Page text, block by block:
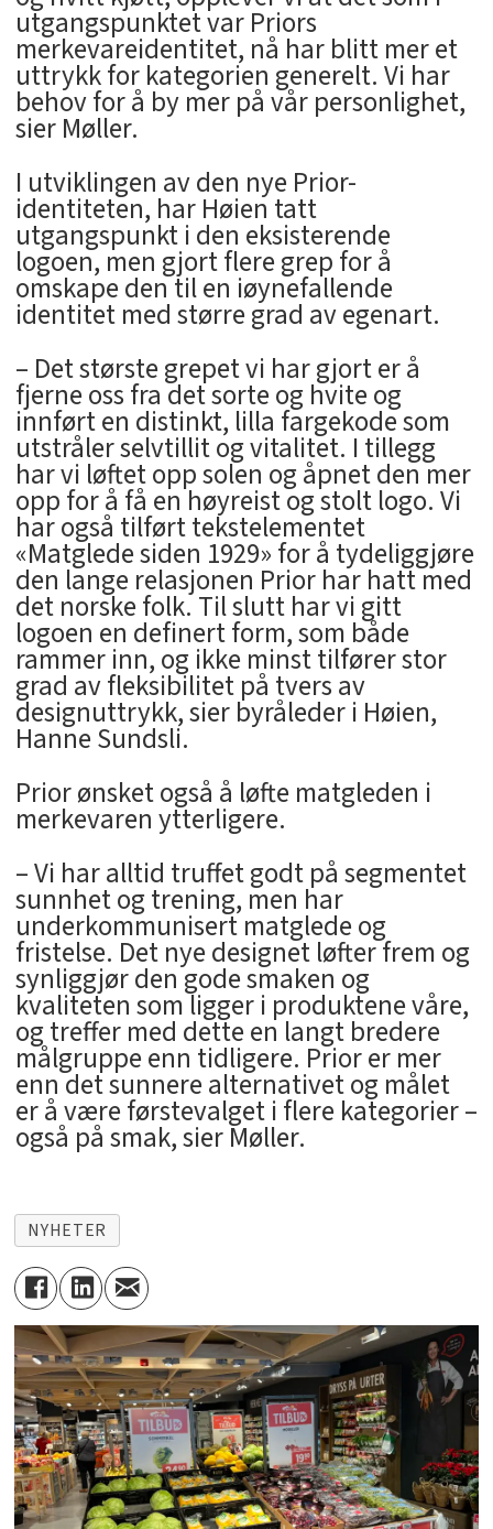
utgangspunktet var Priors
merkevareidentitet, nå har blitt mer et
uttrykk for kategorien generelt. Vi har
behov for å by mer på vår personlighet,
sier Møller.
I utviklingen av den nye Prior-
identiteten, har Høien tatt
utgangspunkt i den eksisterende
logoen, men gjort flere grep for å
omskape den til en iøynefallende
identitet med større grad av egenart.
– Det største grepet vi har gjort er å
fjerne oss fra det sorte og hvite og
innført en distinkt, lilla fargekode som
utstråler selvtillit og vitalitet. I tillegg
har vi løftet opp solen og åpnet den mer
opp for å få en høyreist og stolt logo. Vi
har også tilført tekstelementet
«Matglede siden 1929» for å tydeliggjøre
den lange relasjonen Prior har hatt med
det norske folk. Til slutt har vi gitt
logoen en definert form, som både
rammer inn, og ikke minst tilfører stor
grad av fleksibilitet på tvers av
designuttrykk, sier byråleder i Høien,
Hanne Sundsli.
Prior ønsket også å løfte matgleden i
merkevaren ytterligere.
– Vi har alltid truffet godt på segmentet
sunnhet og trening, men har
underkommunisert matglede og
fristelse. Det nye designet løfter frem og
synliggjør den gode smaken og
kvaliteten som ligger i produktene våre,
og treffer med dette en langt bredere
målgruppe enn tidligere. Prior er mer
enn det sunnere alternativet og målet
er å være førstevalget i flere kategorier –
også på smak, sier Møller.
NYHETER